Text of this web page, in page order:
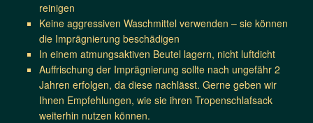
reinigen
Keine aggressiven Waschmittel verwenden – sie können
die Imprägnierung beschädigen
In einem atmungsaktiven Beutel lagern, nicht luftdicht
Auffrischung der Imprägnierung sollte nach ungefähr 2
Jahren erfolgen, da diese nachlässt. Gerne geben wir
Ihnen Empfehlungen, wie sie ihren Tropenschlafsack
weiterhin nutzen können.